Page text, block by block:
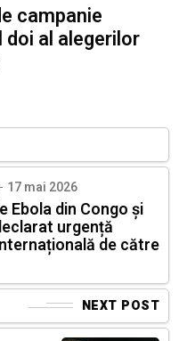
campanie
al alegerilor
17 mai 2026
Ebola din Congo și
urgență
de către
NEXT POST